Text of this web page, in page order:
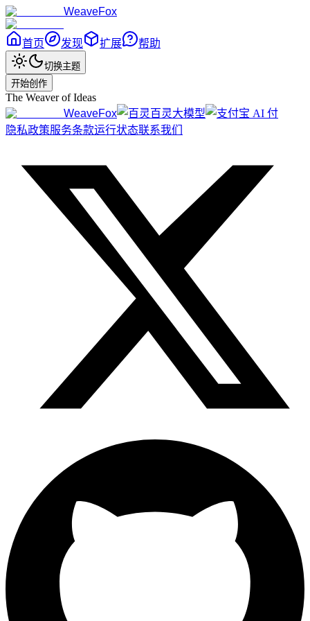
WeaveFox
首页 发现 扩展 帮助
切换主题
开始创作
The Weaver of Ideas
WeaveFox
百灵大模型
隐私政策服务条款运行状态联系我们